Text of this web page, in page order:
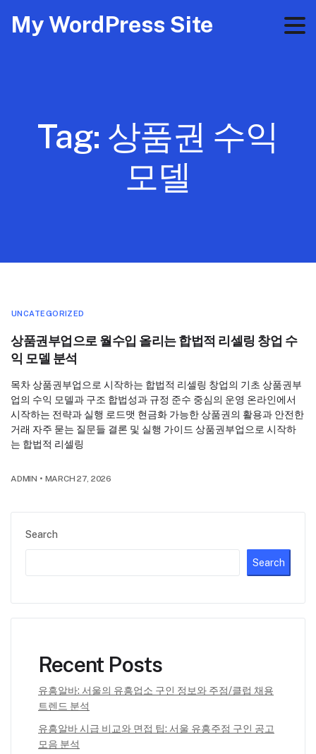
My WordPress Site
Tag: 상품권 수익
모델
Search
Search
Recent Posts
유흥알바: 서울의 유흥업소 구인 정보와 주점/클럽 채용
트렌드 분석
유흥알바 시급 비교와 면접 팁: 서울 유흥주점 구인 공고
모음 분석
UNCATEGORIZED
상품권부업으로 월수입 올리는 합법적 리셀링 창업 수
익 모델 분석
목차 상품권부업으로 시작하는 합법적 리셀링 창업의 기초 상품권부
업의 수익 모델과 구조 합법성과 규정 준수 중심의 운영 온라인에서
시작하는 전략과 실행 로드맷 현금화 가능한 상품권의 활용과 안전한
거래 자주 묻는 질문들 결론 및 실행 가이드 상품권부업으로 시작하
는 합법적 리셀링
ADMIN • MARCH 27, 2026